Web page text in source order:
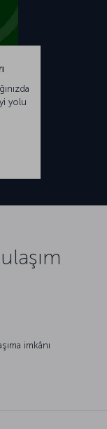
yolu
imkânı